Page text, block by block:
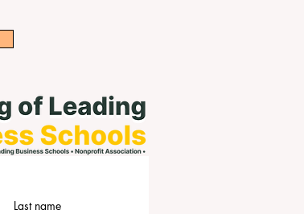
Last name